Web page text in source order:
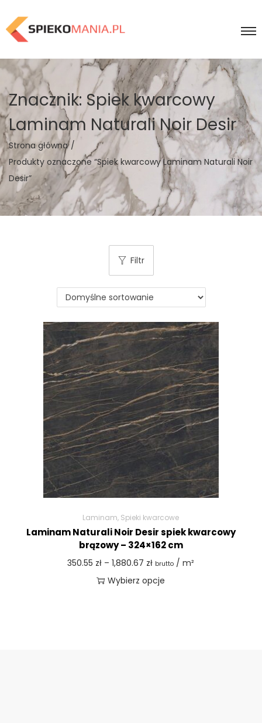
Znacznik: Spiek kwarcowy
Laminam Naturali Noir Desir
Strona główna /
Produkty oznaczone “Spiek kwarcowy Laminam Naturali Noir
Desir”
Filtr
Laminam, Spieki kwarcowe
Laminam Naturali Noir Desir spiek kwarcowy
brązowy – 324×162 cm
350.55 zł – 1,880.67 zł brutto / m²
Wybierz opcje